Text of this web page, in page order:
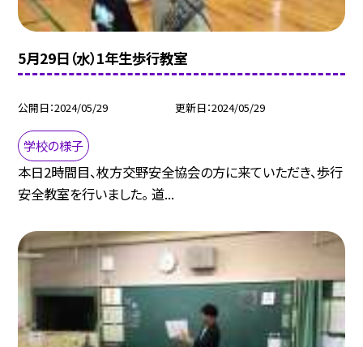
5月29日（水）1年生歩行教室
公開日 2024/05/29 更新日 2024/05/29
学校の様子
本日2時間目、枚方交野安全協会の方に来ていただき、歩行
安全教室を行いました。 道...